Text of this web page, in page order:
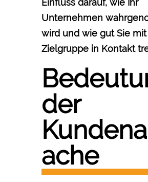
Einfluss darauf, wie Ihr
Unternehmen
wird und wie gut Sie mit
Zielgruppe in Kontakt
der
ache